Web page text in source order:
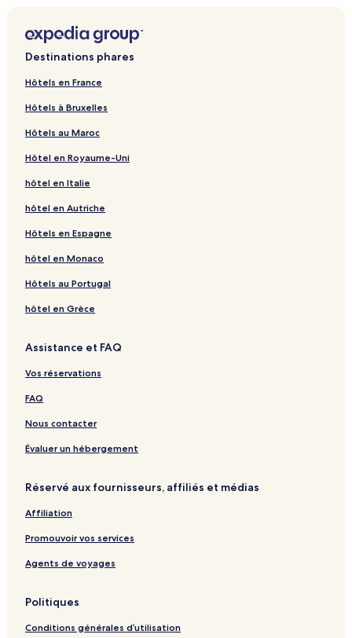
Destinations phares
Hôtels en France
Hôtels à Bruxelles
Hôtels au Maroc
Hôtel en Royaume-Uni
hôtel en Italie
hôtel en Autriche
Hôtels en Espagne
hôtel en Monaco
Hôtels au Portugal
hôtel en Grèce
Assistance et FAQ
Vos réservations
FAQ
Nous contacter
Évaluer un hébergement
Réservé aux fournisseurs, affiliés et médias
Affiliation
Promouvoir vos services
Agents de voyages
Politiques
Conditions générales d’utilisation